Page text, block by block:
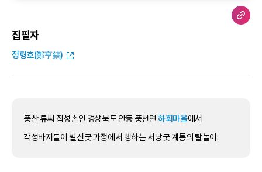
집필자
정형호(鄭亨鎬)
풍산 류씨 집성촌인 경상북도 안동 풍천면하회마을에서
각성바지들이 별신굿 과정에서 행하는 서낭굿 계통의 탈놀이.